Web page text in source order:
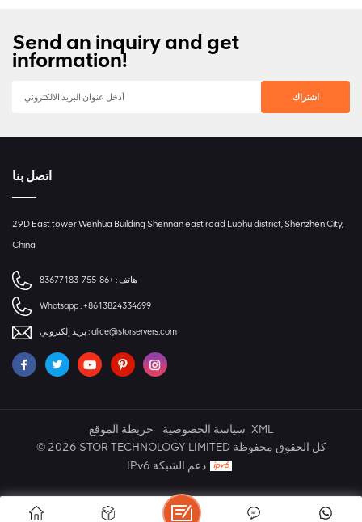
Send an inquiry and get
information!
اتصل بنا
29D East tower Wenhua Building Shennan east road Luohu district, Shenzhen City,
China
هاتف : +86-755-83677183
Whatsapp :+8613824334699
بريد إلكتروني :alice@storservers.com
خريطة الموقع سياسة الخصوصية XML
© 2026 STOR TECHNOLOGY LIMITED كل الحقوق محفوظة
IPv6 دعم الشبكة